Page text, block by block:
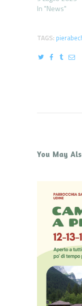
In "News"
TAGS:
You May